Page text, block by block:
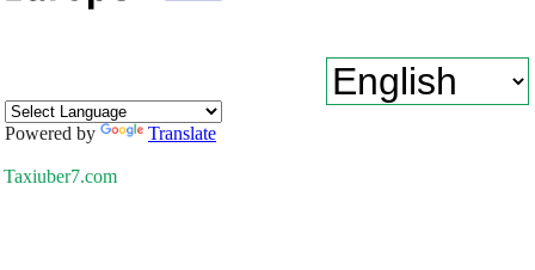
Powered by Translate
Taxiuber7.com